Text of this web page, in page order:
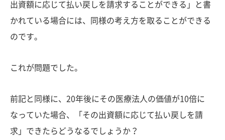
出資額に応じて払い戻しを請求することができる」と書
かれている場合には、同様の考え方を取ることができる
のです。
これが問題でした。
前記と同様に、20年後にその医療法人の価値が10倍に
なっていた場合、「その出資額に応じて払い戻しを請
求」できたらどうなるでしょうか？